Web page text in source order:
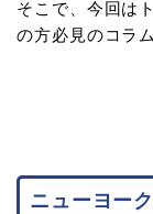
そこで、今回は
の方必見のコラ
ニューヨー